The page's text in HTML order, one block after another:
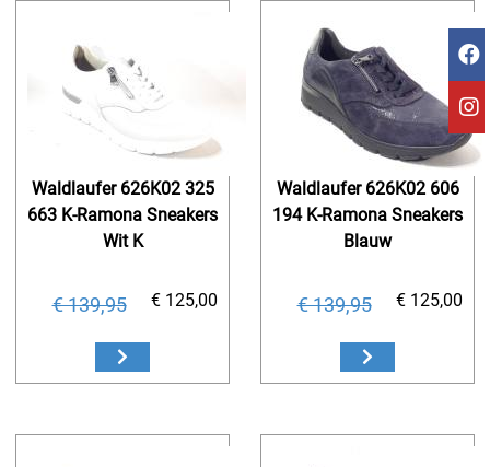
Waldlaufer 626K02 325
663 K-Ramona Sneakers
Wit K
€ 139,95 € 125,00
Waldlaufer 626K02 606
194 K-Ramona Sneakers
Blauw
€ 139,95 € 125,00